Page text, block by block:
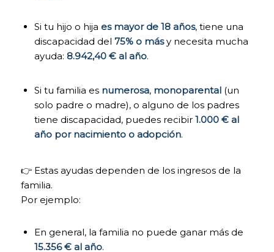
Si tu hijo o hija es mayor de 18 años, tiene una
discapacidad del 75% o másy necesita mucha
ayuda: 8.942,40 € al año.
Si tu familia es numerosa, monoparental(un
solo padre o madre), o alguno de los padres
tiene discapacidad, puedes recibir 1.000 € al
año por nacimiento o adopción.
👉 Estas ayudas dependen de los ingresos de la
familia.
Por ejemplo:
En general, la familia no puede ganar más de
15.356 € al año.
restringidas de
la página si
fuese
necesario, o
diferentes
servicios ya
seleccionados
por ti, como tus
ello, están
activadas por
siendo
autorización al
respecto. A